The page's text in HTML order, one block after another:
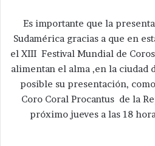
Es importante que la
Sudamérica gracias a que en
el XIII Festival Mundial de
alimentan el alma ,en la ciudad
posible su presentación,
Coro Coral Procantus de la
próximo jueves a las 18